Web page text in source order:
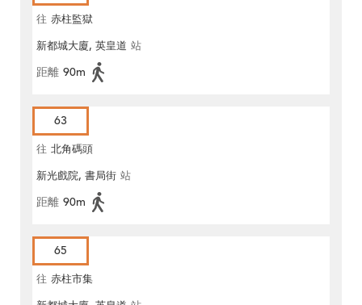
往 赤柱監獄
新都城大廈, 英皇道 站
距離 90m
63
往 北角碼頭
新光戲院, 書局街 站
距離 90m
65
往 赤柱市集